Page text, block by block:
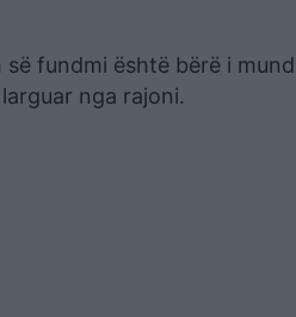
fundmi është bërë i
nga rajoni.